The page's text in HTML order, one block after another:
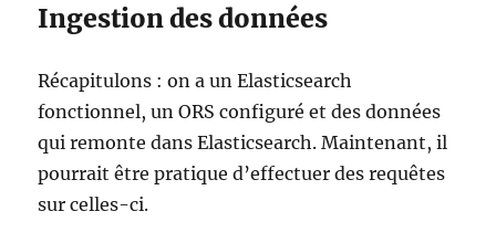
Ingestion des données
Récapitulons : on a un Elasticsearch
fonctionnel, un ORS configuré et des données
qui remonte dans Elasticsearch. Maintenant, il
pourrait être pratique d’effectuer des requêtes
sur celles-ci.